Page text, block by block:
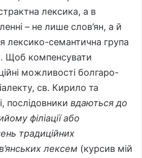
лексика, а в
– не лише слов’ян, а й
лексико-семантична група
Щоб компенсувати
можливості болгаро-
св. Кирило та
послідовники вдаються до
філіації або
традиційних
лексем (курсив мій